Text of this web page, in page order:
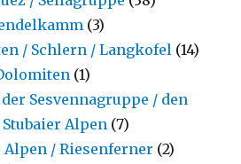
(3)
/ Schlern / Langkofel (14)
(1)
Sesvennagruppe / den
Alpen (7)
/ Riesenferner (2)